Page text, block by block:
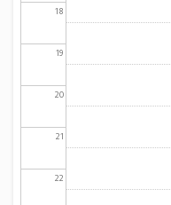
18
19
20
21
22